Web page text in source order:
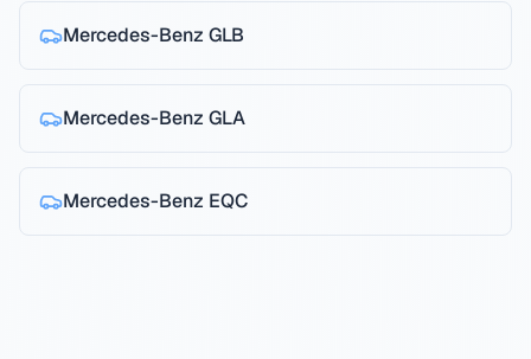
Mercedes-Benz GLB
Mercedes-Benz GLA
Mercedes-Benz EQC